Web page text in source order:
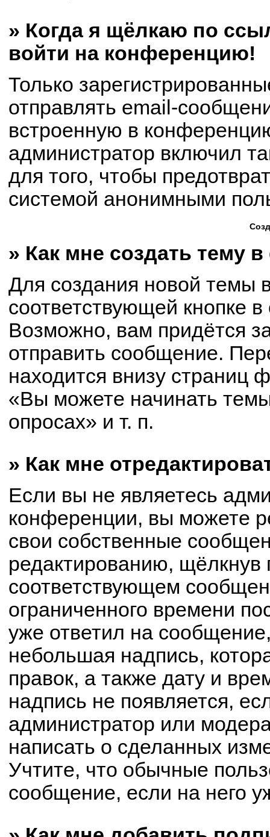
» Когда я щёлкаю по
войти на конференцию!
Только
отправлять email-
встроенную в
администратор включил
для того, чтобы
системой анонимными
» Как мне создать тему
Для создания новой темы
соответствующей кнопке
Возможно, вам придётся
отправить сообщение.
находится внизу
«Вы можете начинать
опросах» и т. п.
» Как мне
Если вы не являетесь
конференции, вы можете
свои собственные
редактированию, щёлкнув
соответствующем
ограниченного времени
уже ответил на
небольшая надпись,
правок, а также дату и
надпись не появляется,
администратор или
написать о сделанных
Учтите, что обычные
сообщение, если на него